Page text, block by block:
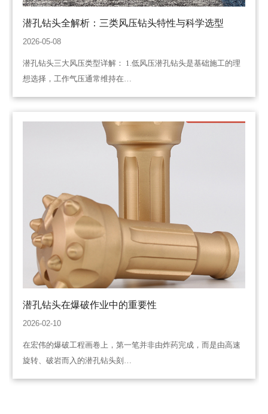
潜孔钻头全解析：三类风压钻头特性与科学选型
2026-05-08
潜孔钻头三大风压类型详解： 1.低风压潜孔钻头是基础施工的理
想选择，工作气压通常维持在…
潜孔钻头在爆破作业中的重要性
2026-02-10
在宏伟的爆破工程画卷上，第一笔并非由炸药完成，而是由高速
旋转、破岩而入的潜孔钻头刻…